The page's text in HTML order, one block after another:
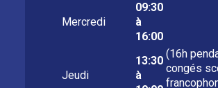
Mercredi
09:30
à
16:00
Jeudi
13:30
à
(16h
congés